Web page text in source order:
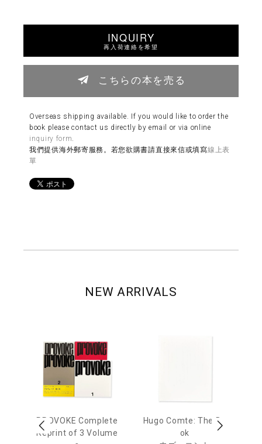
INQUIRY
再入荷連絡を希望
こちらの本を売る
Overseas shipping available. If you would like to order the
book please contact us directly by email or via online
inquiry form.
我們提供海外郵寄服務。若您欲購書請直接來信或填寫線上表
單
NEW ARRIVALS
PROVOKE Complete
Reprint of 3 Volume
Hugo Comte: The Bo
ok